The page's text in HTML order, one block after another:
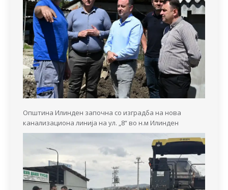
Општина Илинден започна со изградба на нова
канализациона линија на ул. „8“ во н.м Илинден